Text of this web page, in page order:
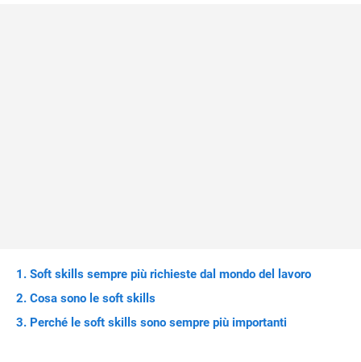
Soft skills sempre più richieste dal mondo del lavoro
Cosa sono le soft skills
Perché le soft skills sono sempre più importanti